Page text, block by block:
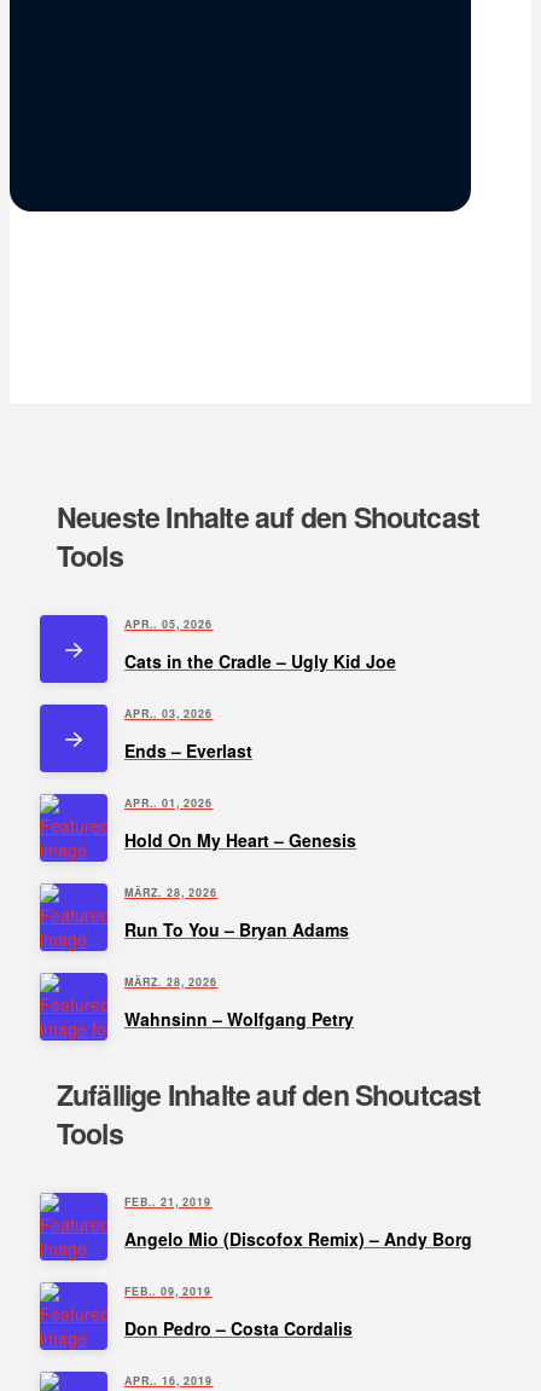
Neueste Inhalte auf den Shoutcast
Tools
APR.. 05, 2026
Cats in the Cradle – Ugly Kid Joe
APR.. 03, 2026
Ends – Everlast
APR.. 01, 2026
Hold On My Heart – Genesis
MÄRZ. 28, 2026
Run To You – Bryan Adams
MÄRZ. 28, 2026
Wahnsinn – Wolfgang Petry
Zufällige Inhalte auf den Shoutcast
Tools
FEB.. 21, 2019
Angelo Mio (Discofox Remix) – Andy Borg
FEB.. 09, 2019
Don Pedro – Costa Cordalis
APR.. 16, 2019